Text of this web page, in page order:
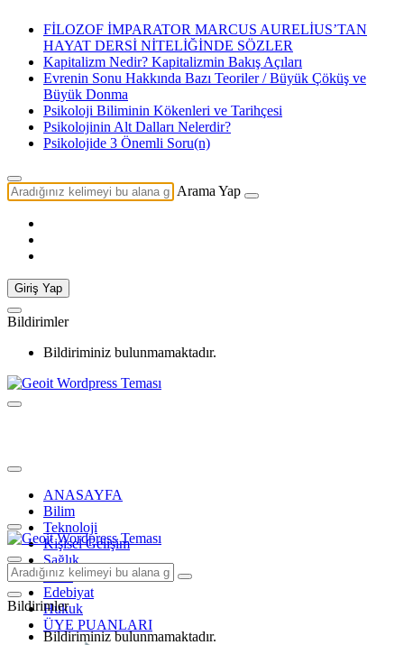
FİLOZOF İMPARATOR MARCUS AURELİUS’TAN
HAYAT DERSİ NİTELİĞİNDE SÖZLER
Kapitalizm Nedir? Kapitalizmin Bakış Açıları
Evrenin Sonu Hakkında Bazı Teoriler / Büyük Çöküş ve
Büyük Donma
Psikoloji Biliminin Kökenleri ve Tarihçesi
Psikolojinin Alt Dalları Nelerdir?
Psikolojide 3 Önemli Soru(n)
Arama Yap
Giriş Yap
Bildirimler
Bildiriminiz bulunmamaktadır.
ANASAYFA
Bilim
Teknoloji
Kişisel Gelişim
Sağlık
Tarih
Edebiyat
Hukuk
ÜYE PUANLARI
Bildirimler
Bildiriminiz bulunmamaktadır.